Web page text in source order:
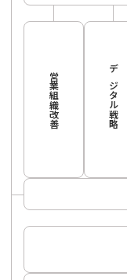
営業組織改善 デジタル戦略